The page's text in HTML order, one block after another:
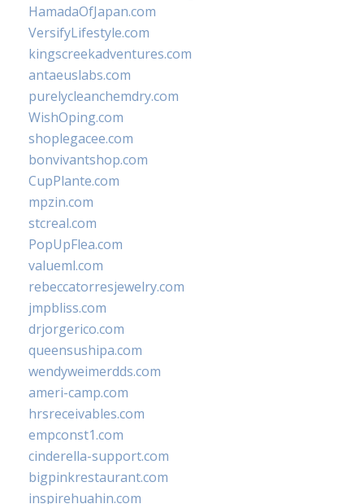
HamadaOfJapan.com
VersifyLifestyle.com
kingscreekadventures.com
antaeuslabs.com
purelycleanchemdry.com
WishOping.com
shoplegacee.com
bonvivantshop.com
CupPlante.com
mpzin.com
stcreal.com
PopUpFlea.com
valueml.com
rebeccatorresjewelry.com
jmpbliss.com
drjorgerico.com
queensushipa.com
wendyweimerdds.com
ameri-camp.com
hrsreceivables.com
empconst1.com
cinderella-support.com
bigpinkrestaurant.com
inspirehuahin.com